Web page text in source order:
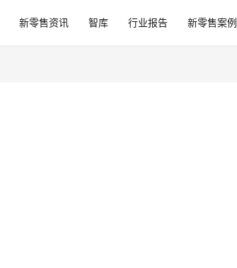
新零售资讯 智库 行业报告 新零售案例